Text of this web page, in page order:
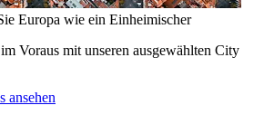
Europa wie ein Einheimischer
Voraus mit unseren ausgewählten City
ansehen